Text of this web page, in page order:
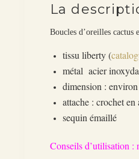
La
Boucles d’oreilles cactus
tissu liberty (
métal acier
dimension :
attache : crochet en
sequin émaillé
Conseils d’utilisation :